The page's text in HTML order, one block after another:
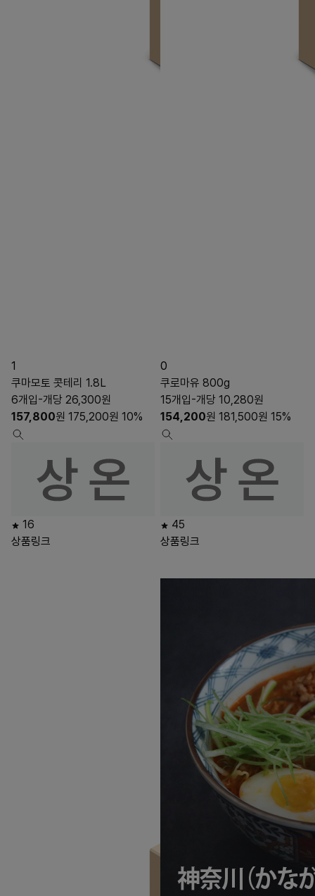
1
쿠마모토 콧테리 1.8L
6개입-개당 26,300원
157,800원 175,200원 10%
16
상품링크
0
쿠로마유 800g
15개입-개당 10,280원
154,200원 181,500원 15%
45
상품링크